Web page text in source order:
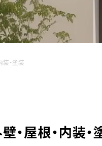
装・塗装
・屋根・内装・